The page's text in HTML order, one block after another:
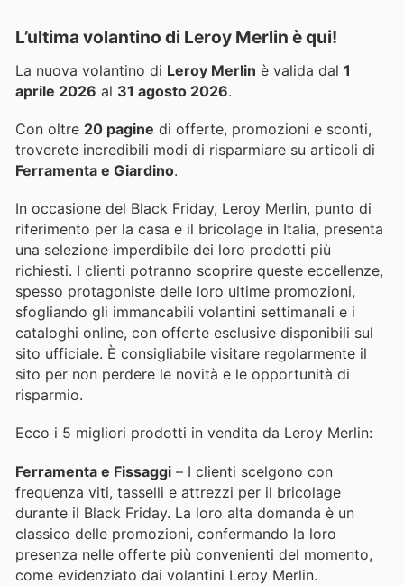
L’ultima volantino di Leroy Merlin è qui!
La nuova volantino di Leroy Merlin è valida dal 1
aprile 2026 al 31 agosto 2026.
Con oltre 20 pagine di offerte, promozioni e sconti,
troverete incredibili modi di risparmiare su articoli di
Ferramenta e Giardino.
In occasione del Black Friday, Leroy Merlin, punto di
riferimento per la casa e il bricolage in Italia, presenta
una selezione imperdibile dei loro prodotti più
richiesti. I clienti potranno scoprire queste eccellenze,
spesso protagoniste delle loro ultime promozioni,
sfogliando gli immancabili volantini settimanali e i
cataloghi online, con offerte esclusive disponibili sul
sito ufficiale. È consigliabile visitare regolarmente il
sito per non perdere le novità e le opportunità di
risparmio.
Ecco i 5 migliori prodotti in vendita da Leroy Merlin:
Ferramenta e Fissaggi – I clienti scelgono con
frequenza viti, tasselli e attrezzi per il bricolage
durante il Black Friday. La loro alta domanda è un
classico delle promozioni, confermando la loro
presenza nelle offerte più convenienti del momento,
come evidenziato dai volantini Leroy Merlin.